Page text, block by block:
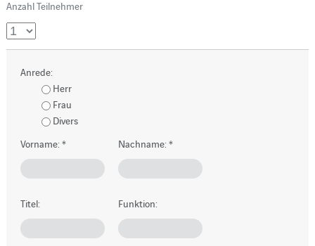
Anzahl Teilnehmer
Anrede:
Herr
Frau
Divers
Vorname: * Nachname:*
Titel: Funktion: